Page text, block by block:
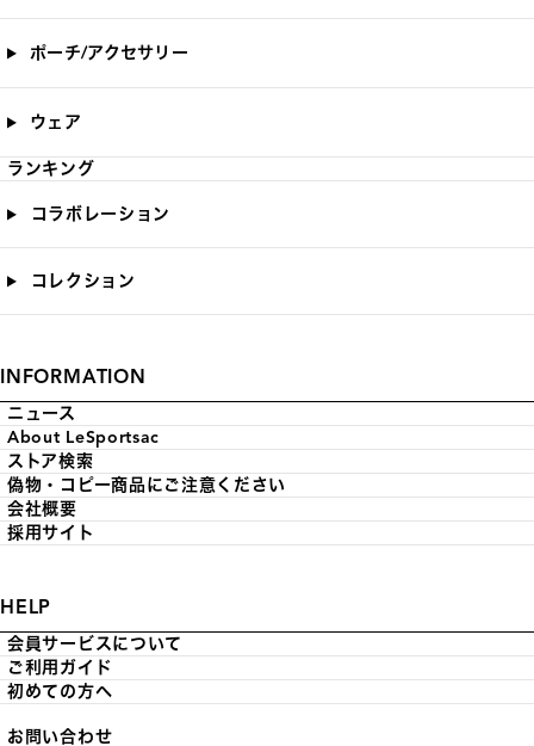
ポーチ/アクセサリー
ウェア
ランキング
コラボレーション
コレクション
INFORMATION
ニュース
About LeSportsac
ストア検索
偽物・コピー商品にご注意ください
会社概要
採用サイト
HELP
会員サービスについて
ご利用ガイド
初めての方へ
お問い合わせ